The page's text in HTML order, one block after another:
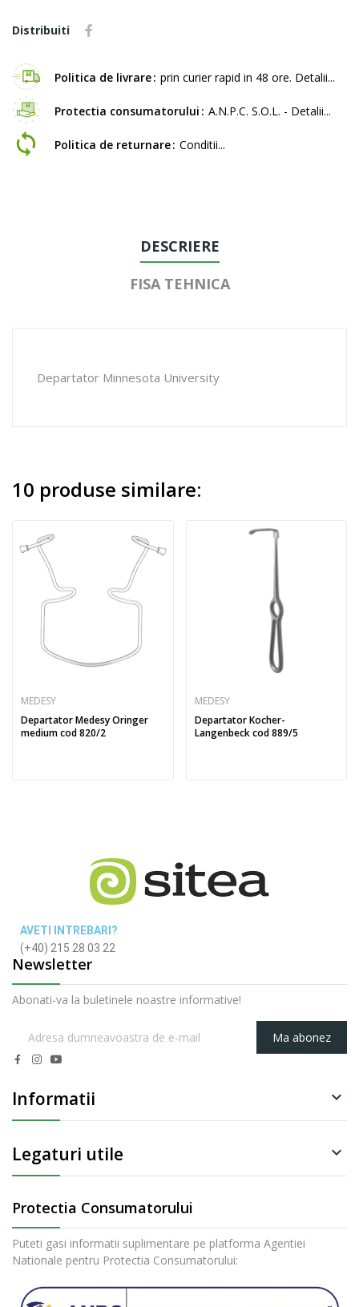
Distribuiti
Politica de livrare prin curier rapid in 48 ore. Detalii...
Protectia consumatorului A.N.P.C. S.O.L. - Detalii...
Politica de returnare Conditii...
DESCRIERE
FISA TEHNICA
Departator Minnesota University
10 produse similare:
MEDESY
Departator Medesy Oringer
medium cod 820/2
MEDESY
Departator Kocher-
Langenbeck cod 889/5
AVETI INTREBARI?
(+40) 215 28 03 22
Newsletter
Abonati-va la buletinele noastre informative!
Ma abonez
Informatii 
Legaturi utile 
Protectia Consumatorului
Puteti gasi informatii suplimentare pe platforma Agentiei
Nationale pentru Protectia Consumatorului: